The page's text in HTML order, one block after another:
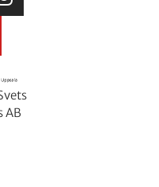
s
r
a
AB